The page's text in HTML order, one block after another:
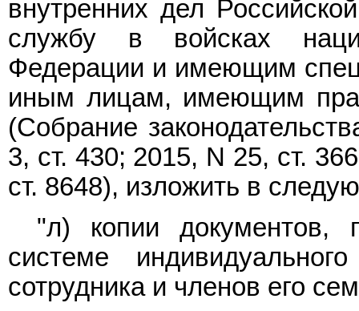
внутренних дел
службу в войсках
Федерации и имеющим
иным лицам, имеющим
(Собрание
3, ст. 430; 2015, N 25, ст.
ст. 8648), изложить в
"л) копии документов,
системе
сотрудника и членов его